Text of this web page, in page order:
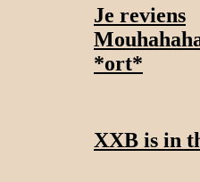
Je reviens
*ort*
XXB is in